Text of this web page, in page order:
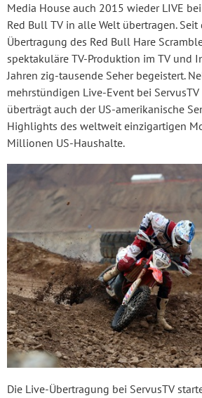
Media House auch 2015 wieder LIVE
Red Bull TV in alle Welt übertragen.
Übertragung des Red Bull Hare
spektakuläre TV-Produktion im TV und
Jahren zig-tausende Seher begeistert.
mehrstündigen Live-Event bei
überträgt auch der US-amerikanische
Highlights des weltweit einzigartigen
Millionen US-Haushalte.
Die Live-Übertragung bei ServusTV